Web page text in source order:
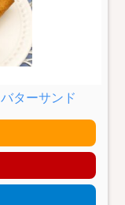
ターサンド